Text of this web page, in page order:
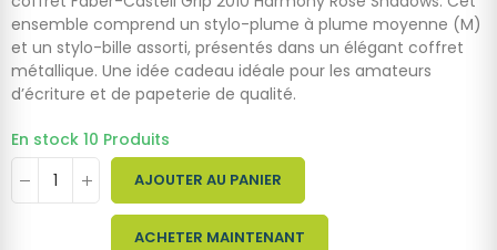
ensemble comprend un stylo-plume à plume moyenne (M)
et un stylo-bille assorti, présentés dans un élégant coffret
métallique. Une idée cadeau idéale pour les amateurs
d’écriture et de papeterie de qualité.
En stock 10 Produits
AJOUTER AU PANIER
ACHETER MAINTENANT